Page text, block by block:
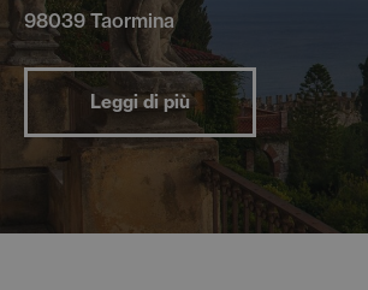
98039 Taormina
Leggi di più